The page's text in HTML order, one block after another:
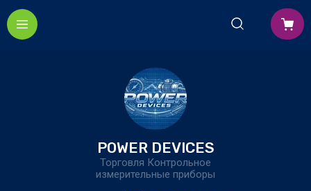
POWER DEVICES
Торговля Контрольное
измерительные приборы